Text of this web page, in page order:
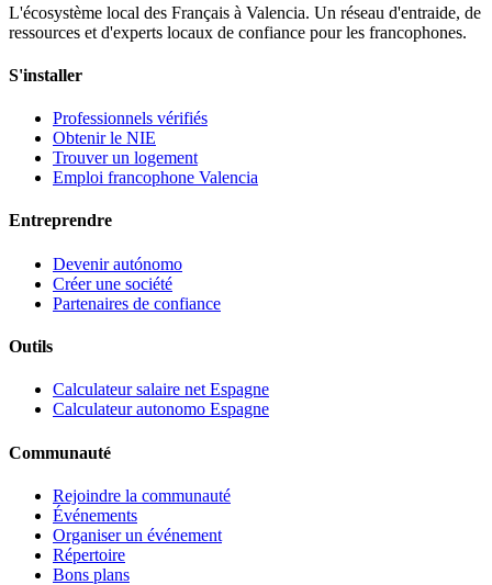
L'écosystème local des Français à Valencia. Un réseau d'entraide, de
ressources et d'experts locaux de confiance pour les francophones.
S'installer
Professionnels vérifiés
Obtenir le NIE
Trouver un logement
Emploi francophone Valencia
Entreprendre
Devenir autónomo
Créer une société
Partenaires de confiance
Outils
Calculateur salaire net Espagne
Calculateur autonomo Espagne
Communauté
Rejoindre la communauté
Événements
Organiser un événement
Répertoire
Bons plans